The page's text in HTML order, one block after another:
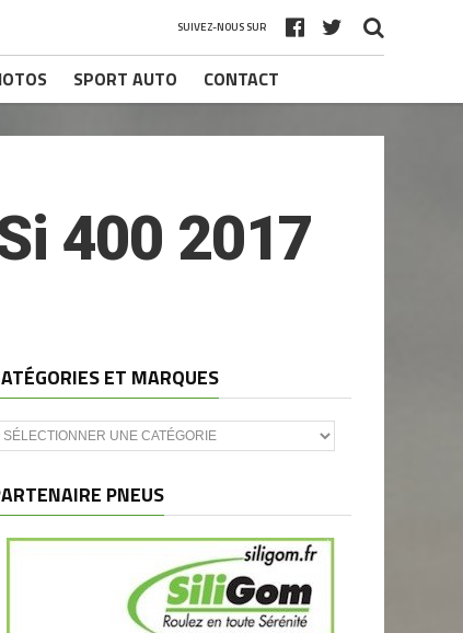
SUIVEZ-NOUS SUR
SPORT AUTO CONTACT
400 2017
ET MARQUES
PNEUS